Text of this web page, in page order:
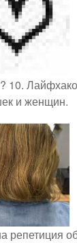
10.
и женщин.
репетиция